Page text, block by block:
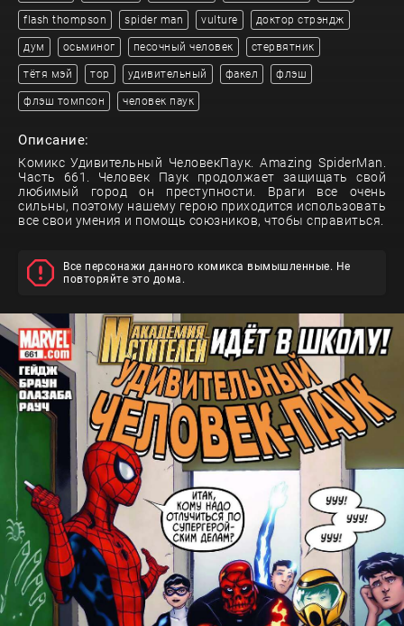
flash thompson spider man vulture доктор стрэндж
дум осьминог песочный человек стервятник
тётя мэй тор удивительный факел флэш
флэш томпсон человек паук
Описание:
Комикс Удивительный ЧеловекПаук. Amazing SpiderMan.
Часть 661. Человек Паук продолжает защищать свой
любимый город он преступности. Враги все очень
сильны, поэтому нашему герою приходится использовать
все свои умения и помощь союзников, чтобы справиться.
Все персонажи данного комикса вымышленные. Не
повторяйте это дома.